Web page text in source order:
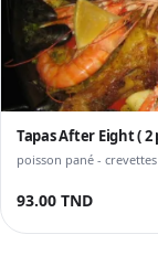
Tapas After Eight ( 2
poisson pané -
93.00 TND